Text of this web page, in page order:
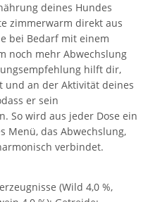
deines Hundes
zimmerwarm direkt aus
bei Bedarf mit einem
noch mehr Abwechslung
hilft dir,
und an der Aktivität deines
er sein
So wird aus jeder Dose ein
Menü, das Abwechslung,
verbindet.
(Wild 4,0 %,